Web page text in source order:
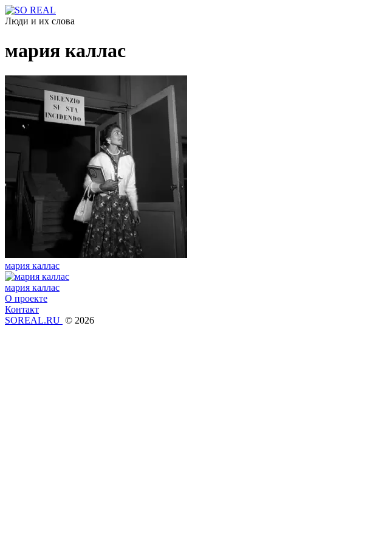
Люди и их слова
мария каллас
мария каллас
мария каллас
О проекте
Контакт
SOREAL.RU © 2026